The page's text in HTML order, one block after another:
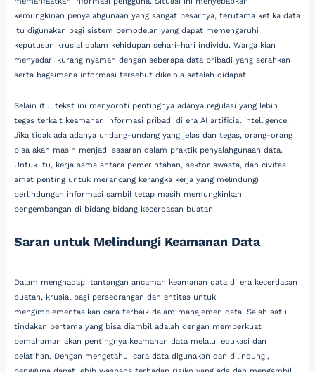
kemungkinan penyalahgunaan yang sangat besarnya, terutama ketika data
itu digunakan bagi sistem pemodelan yang dapat memengaruhi
keputusan krusial dalam kehidupan sehari-hari individu. Warga kian
menyadari kurang nyaman dengan seberapa data pribadi yang serahkan
serta bagaimana informasi tersebut dikelola setelah didapat.
Selain itu, tekst ini menyoroti pentingnya adanya regulasi yang lebih
tegas terkait keamanan informasi pribadi di era AI artificial intelligence.
Jika tidak ada adanya undang-undang yang jelas dan tegas, orang-orang
bisa akan masih menjadi sasaran dalam praktik penyalahgunaan data.
Untuk itu, kerja sama antara pemerintahan, sektor swasta, dan civitas
amat penting untuk merancang kerangka kerja yang melindungi
perlindungan informasi sambil tetap masih memungkinkan
pengembangan di bidang bidang kecerdasan buatan.
Saran untuk Melindungi Keamanan Data
Dalam menghadapi tantangan ancaman keamanan data di era kecerdasan
buatan, krusial bagi perseorangan dan entitas untuk
mengimplementasikan cara terbaik dalam manajemen data. Salah satu
tindakan pertama yang bisa diambil adalah dengan memperkuat
pemahaman akan pentingnya keamanan data melalui edukasi dan
pelatihan. Dengan mengetahui cara data digunakan dan dilindungi,